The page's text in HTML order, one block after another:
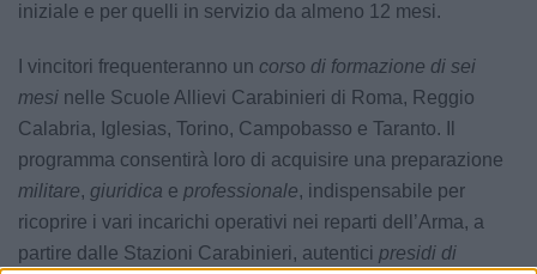
iniziale e per quelli in servizio da almeno 12 mesi.
I vincitori frequenteranno un corso di formazione di sei
mesi nelle Scuole Allievi Carabinieri di Roma, Reggio
Calabria, Iglesias, Torino, Campobasso e Taranto. Il
programma consentirà loro di acquisire una preparazione
militare, giuridica e professionale, indispensabile per
ricoprire i vari incarichi operativi nei reparti dell’Arma, a
partire dalle Stazioni Carabinieri, autentici presidi di